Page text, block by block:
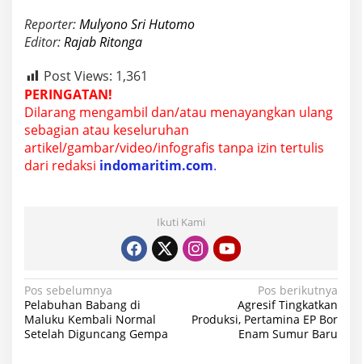
Reporter:Mulyono Sri Hutomo
Editor:Rajab Ritonga
Post Views: 1,361
PERINGATAN!
Dilarang mengambil dan/atau menayangkan ulang
sebagian atau keseluruhan
artikel/gambar/video/infografis tanpa izin tertulis
dari redaksi indomaritim.com.
Ikuti Kami
N
a
v
Pos sebelumnya
Pelabuhan Babang di
Maluku Kembali Normal
Setelah Diguncang Gempa
Pos berikutnya
Agresif Tingkatkan
Produksi, Pertamina EP Bor
Enam Sumur Baru